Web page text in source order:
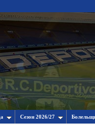
Сезон 2026/27